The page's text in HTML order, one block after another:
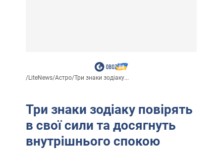
/LiteNews/Астро/Три знаки зодіаку...
Три знаки зодіаку повірять
в свої сили та досягнуть
внутрішнього спокою